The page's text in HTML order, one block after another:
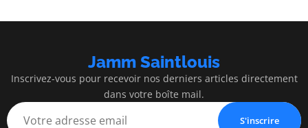
Jamm Saintlouis
Inscrivez-vous pour recevoir nos derniers articles directement
dans votre boîte mail.
S'inscrire